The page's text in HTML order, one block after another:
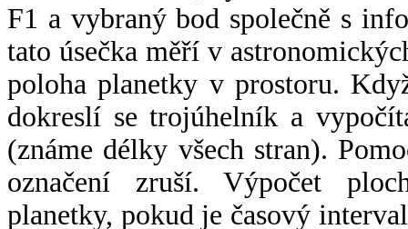
F1 a vybraný bod společně s
tato úsečka měří v
poloha planetky v prostoru.
dokreslí se trojúhelník a
(známe délky všech stran).
označení zruší. Výpočet
planetky, pokud je časový